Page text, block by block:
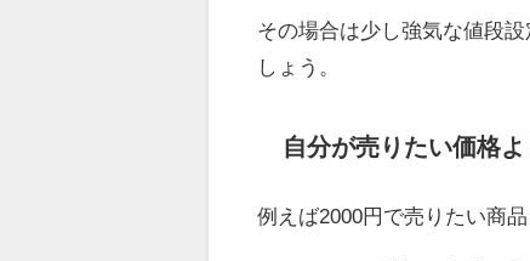
その場合は少し強気な値段
しょう。
自分が売りたい価格
例えば2000円で売りたい商